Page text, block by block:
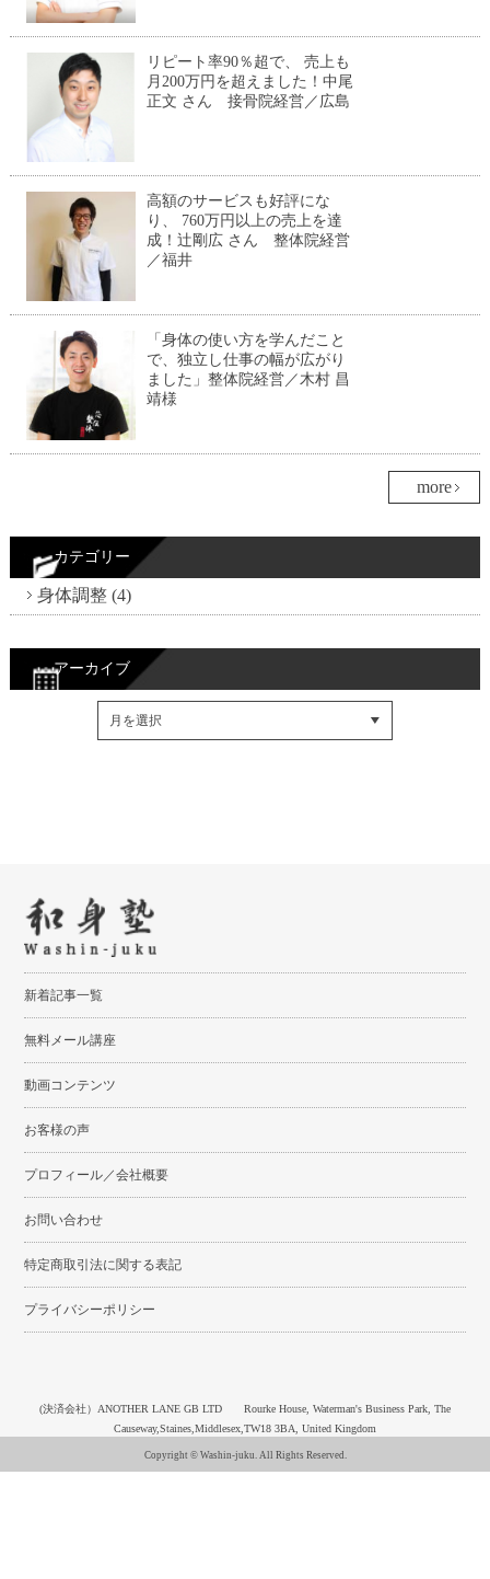
リピート率90％超で、 売上も
月200万円を超えました！中尾
正文 さん 接骨院経営／広島
高額のサービスも好評にな
り、 760万円以上の売上を達
成！辻剛広 さん 整体院経営
／福井
「身体の使い方を学んだこと
で、独立し仕事の幅が広がり
ました」整体院経営／木村 昌
靖様
more
カテゴリー
身体調整 (4)
アーカイブ
新着記事一覧
無料メール講座
動画コンテンツ
お客様の声
プロフィール／会社概要
お問い合わせ
特定商取引法に関する表記
プライバシーポリシー
(決済会社）ANOTHER LANE GB LTD Rourke House, Waterman's Business Park, The
Causeway,Staines,Middlesex,TW18 3BA, United Kingdom
Copyright © Washin-juku. All Rights Reserved.